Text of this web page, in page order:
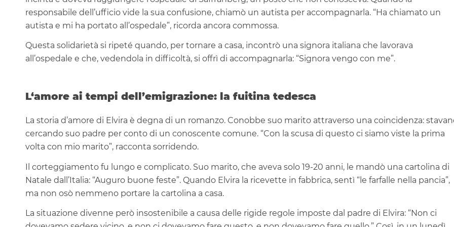
responsabile dell’ufficio vide la sua confusione, chiamò un autista per accompagnarla. “Ha chiamato un
autista e mi ha portato all’ospedale”, ricorda ancora commossa.
Questa solidarietà si ripeté quando, per tornare a casa, incontrò una signora italiana che lavorava
all’ospedale e che, vedendola in difficoltà, si offrì di accompagnarla: “Signora vengo con me”.
L‘amore ai tempi dell’emigrazione: la fuitina tedesca
La storia d’amore di Elvira è degna di un romanzo. Conobbe suo marito attraverso una coincidenza:
cercando suo padre per conto di un conoscente comune. “Con la scusa di questo ci siamo viste la prima
volta con mio marito”, racconta sorridendo.
Il corteggiamento fu lungo e complicato. Suo marito, che aveva solo 19-20 anni, le mandò una cartolina di
Natale dall’Italia: “Auguro buone feste”. Quando Elvira la ricevette in fabbrica, sentì “le farfalle nella pancia”,
ma non osò nemmeno portare la cartolina a casa.
La situazione divenne però insostenibile a causa delle rigide regole imposte dal padre di Elvira: “Non ci